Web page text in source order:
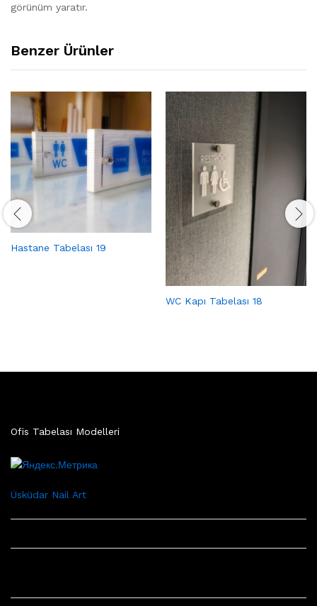
görünüm yaratır.
Benzer Ürünler
Hastane Tabelası 19
WC Kapı Tabelası 18
Ofis Tabelası Modelleri
Üsküdar Nail Art